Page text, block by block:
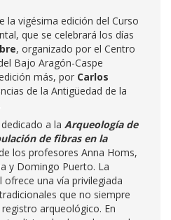
la vigésima edición del Curso
que se celebrará los días
, organizado por el Centro
Bajo Aragón-Caspe
más, por Carlos
de la Antigüedad de la
a la Arqueología de
de fibras en la
los profesores Anna Homs,
y Domingo Puerto. La
una vía privilegiada
que no siempre
arqueológico. En